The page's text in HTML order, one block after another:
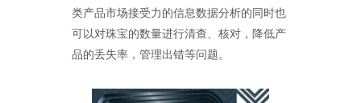
类产品市场接受力的信息数据分析的同时也
可以对珠宝的数量进行清查、核对，降低产
品的丢失率，管理出错等问题。